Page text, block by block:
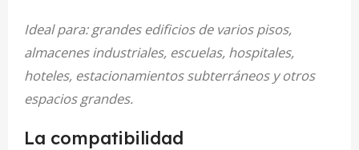
Ideal para: grandes edificios de varios pisos,
almacenes industriales, escuelas, hospitales,
hoteles, estacionamientos subterráneos y otros
espacios grandes.
La compatibilidad